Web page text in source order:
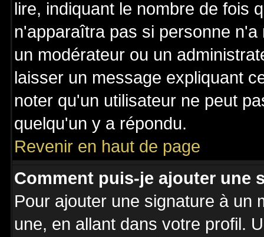
lire, indiquant le nombre de fois
n'apparaîtra pas si personne
un modérateur ou un
laisser un message expliquant
noter qu'un utilisateur ne peut
quelqu'un y a répondu.
Revenir en haut de page
Comment puis-je ajouter une
Pour ajouter une signature à un
une, en allant dans votre profil.